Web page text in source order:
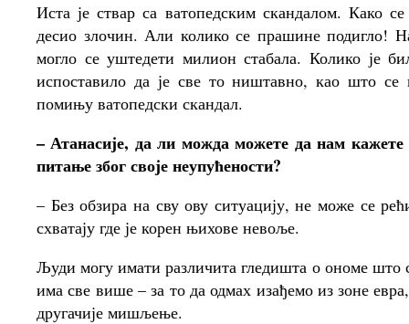
Иста је ствар са ватопедским скандалом. Како
десио злочин. Али колико се прашине подигло!
могло се уштедети милион стабала. Колико је
испоставило да је све то ништавно, као што
помињу ватопедски скандал.
– Атанасије, да ли можда можете да нам
питање због своје неупућености?
– Без обзира на сву ову ситуацију, не може се
схватају где је корен њихове невоље.
Људи могу имати различита гледишта о ономе што
има све више – за то да одмах изађемо из зоне
другачије мишљење.